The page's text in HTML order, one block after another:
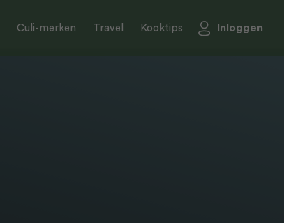
Culi-merken Travel Kooktips Inloggen